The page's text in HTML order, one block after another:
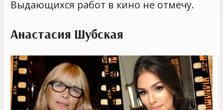
Выдающихся работ в кино не отмечу.
Анастасия Шубская